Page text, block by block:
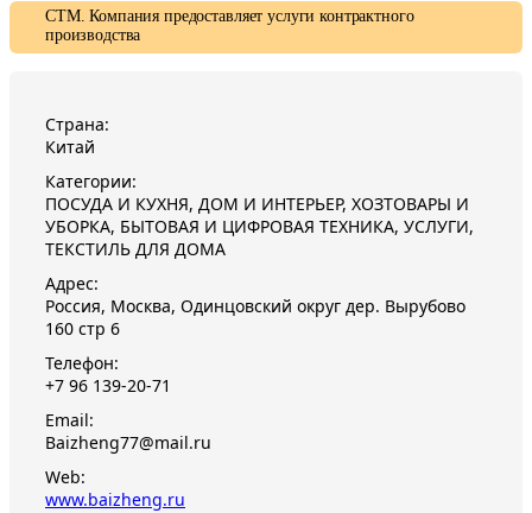
СТМ. Компания предоставляет услуги контрактного
производства
Страна:
Китай
Категории:
ПОСУДА И КУХНЯ, ДОМ И ИНТЕРЬЕР, ХОЗТОВАРЫ И
УБОРКА, БЫТОВАЯ И ЦИФРОВАЯ ТЕХНИКА, УСЛУГИ,
ТЕКСТИЛЬ ДЛЯ ДОМА
Адрес:
Россия, Москва, Одинцовский округ дер. Вырубово
160 стр 6
Телефон:
+7 96 139-20-71
Email:
Baizheng77@mail.ru
Web:
www.baizheng.ru